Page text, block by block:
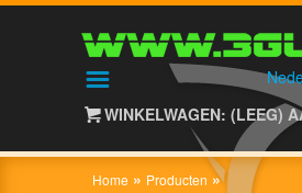
3GUN
WINKELWAGEN: (LEEG)
Home » Producten »